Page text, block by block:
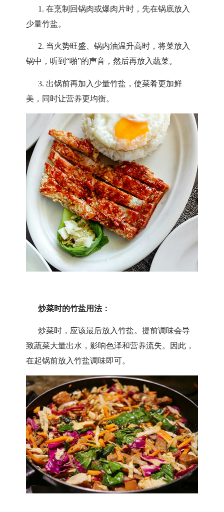
1. 在烹制回锅肉或爆肉片时，先在锅底放入
少量竹盐。
2. 当火势旺盛、锅内油温升高时，将菜放入
锅中，听到“啪”的声音，然后再放入蔬菜。
3. 出锅前再加入少量竹盐，使菜肴更加鲜
美，同时让营养更均衡。
炒菜时的竹盐用法：
炒菜时，应该最后放入竹盐。提前调味会导
致蔬菜大量出水，影响色泽和营养流失。因此，
在起锅前放入竹盐调味即可。